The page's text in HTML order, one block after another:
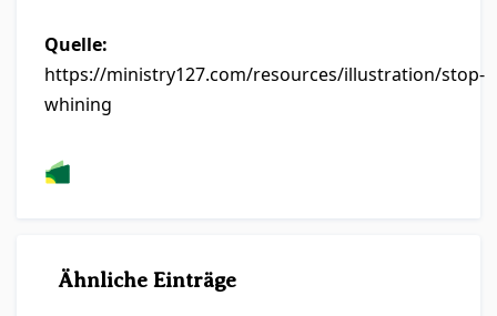
Quelle:
https://ministry127.com/resources/illustration/stop-
whining
Ähnliche Einträge